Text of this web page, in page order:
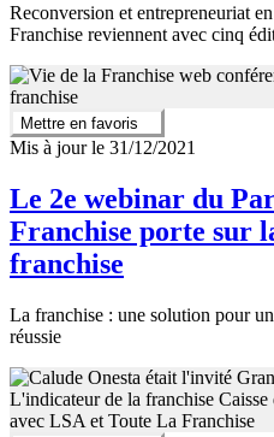
Reconversion et entrepreneuriat
Franchise reviennent avec cinq
Mettre en favoris
Mis à jour le 31/12/2021
Le 2e webinar du
Franchise porte sur
franchise
La franchise : une solution pour
réussie